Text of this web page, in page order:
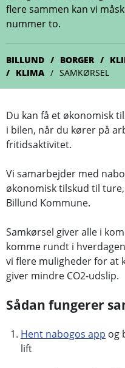
flere sammen kan vi
nummer to.
BILLUND BORGER
KLIMA
SAMKØRSEL
Du kan få et økonomisk
i bilen, når du kører på
fritidsaktivitet.
Vi samarbejder med
økonomisk tilskud til
Billund Kommune.
Samkørsel giver alle i
komme rundt i
vi flere muligheder for at
giver mindre CO2-udslip.
Sådan fungerer
Hent nabogos app og
lift